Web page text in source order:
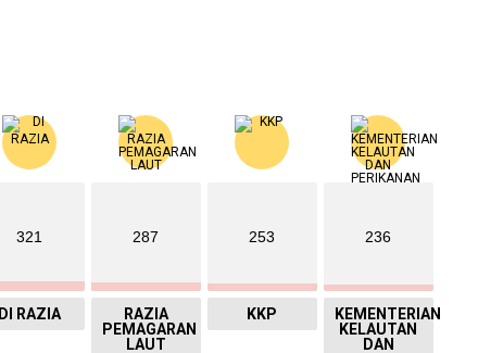
321
DI RAZIA
287
RAZIA
PEMAGARAN
LAUT
253
KKP
236
KEMENTERIAN
KELAUTAN
DAN